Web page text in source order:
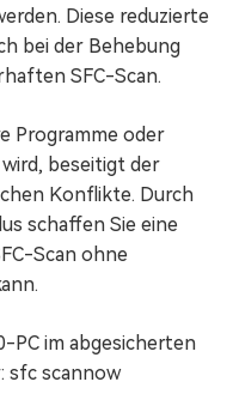
Diese reduzierte
bei der Behebung
SFC-Scan.
Programme oder
beseitigt der
Konflikte. Durch
schaffen Sie eine
Scan ohne
PC im abgesicherten
sfc scannow